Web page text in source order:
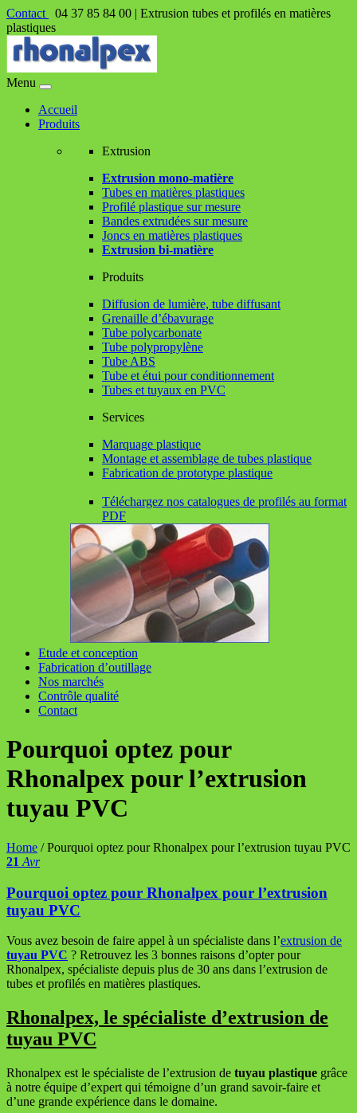
Contact 04 37 85 84 00 | Extrusion tubes et profilés en matières
plastiques
Menu
Accueil
Produits
Extrusion
Extrusion mono-matière
Tubes en matières plastiques
Profilé plastique sur mesure
Bandes extrudées sur mesure
Joncs en matières plastiques
Extrusion bi-matière
Produits
Diffusion de lumière, tube diffusant
Grenaille d’ébavurage
Tube polycarbonate
Tube polypropylène
Tube ABS
Tube et étui pour conditionnement
Tubes et tuyaux en PVC
Services
Marquage plastique
Montage et assemblage de tubes plastique
Fabrication de prototype plastique
Téléchargez nos catalogues de profilés au format
PDF
Etude et conception
Fabrication d’outillage
Nos marchés
Contrôle qualité
Contact
Pourquoi optez pour
Rhonalpex pour l’extrusion
tuyau PVC
Home /Pourquoi optez pour Rhonalpex pour l’extrusion tuyau PVC
21 Avr
Pourquoi optez pour Rhonalpex pour l’extrusion
tuyau PVC
Vous avez besoin de faire appel à un spécialiste dans l’extrusion de
tuyau PVC ? Retrouvez les 3 bonnes raisons d’opter pour
Rhonalpex, spécialiste depuis plus de 30 ans dans l’extrusion de
tubes et profilés en matières plastiques.
Rhonalpex, le spécialiste d’extrusion de
tuyau PVC
Rhonalpex est le spécialiste de l’extrusion de tuyau plastique grâce
à notre équipe d’expert qui témoigne d’un grand savoir-faire et
d’une grande expérience dans le domaine.